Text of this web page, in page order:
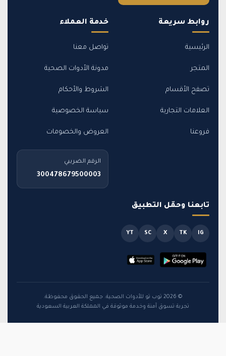
روابط سريعة
الرئيسية
المتجر
تصفح الأقسام
العلامات التجارية
فروعنا
خدمة العملاء
تواصل معنا
مدونة الأدوات الصحية
الشروط والأحكام
سياسة الخصوصية
العروض والخصومات
الرقم الضريبي
300478679500003
تابعنا وحمّل التطبيق
IG
TK
X
SC
YT
© 2026 توب تو للأدوات الصحية. جميع الحقوق محفوظة.
تجربة تسوق آمنة وخدمة موثوقة في المملكة العربية السعودية